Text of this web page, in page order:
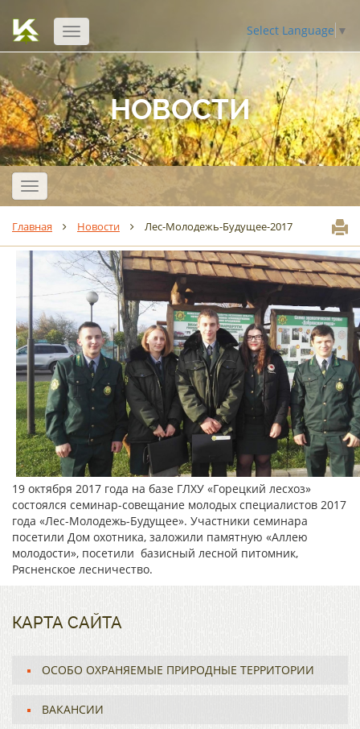
Открыть
навигацию
Select Language ▼
НОВОСТИ
Открыть
навигацию
Главная Новости Лес-Молодежь-Будущее-2017
19 октября 2017 года на базе ГЛХУ «Горецкий лесхоз»
состоялся семинар-совещание молодых специалистов 2017
года «Лес-Молодежь-Будущее». Участники семинара
посетили Дом охотника, заложили памятную «Аллею
молодости», посетили базисный лесной питомник,
Рясненское лесничество.
КАРТА САЙТА
ОСОБО ОХРАНЯЕМЫЕ ПРИРОДНЫЕ ТЕРРИТОРИИ
ВАКАНСИИ